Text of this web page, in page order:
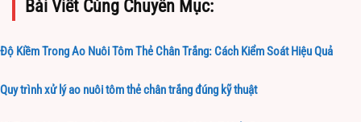
Bài Viết Cùng Chuyên Mục:
Độ Kiềm Trong Ao Nuôi Tôm Thẻ Chân Trắng: Cách Kiểm Soát Hiệu Quả
Quy trình xử lý ao nuôi tôm thẻ chân trắng đúng kỹ thuật